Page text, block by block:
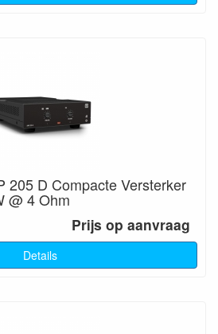
205 D Compacte Versterker
@ 4 Ohm
Prijs op aanvraag
Details